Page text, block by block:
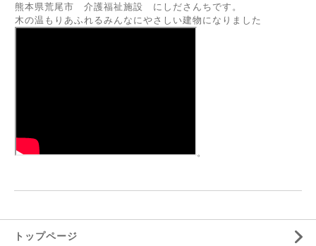
熊本県荒尾市 介護福祉施設 にしださんちです。
木の温もりあふれるみんなにやさしい建物になりました
。
トップページ